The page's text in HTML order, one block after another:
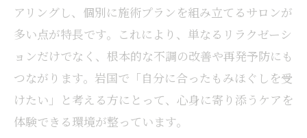
アリングし、個別に施術プランを組み立てるサロンが
多い点が特長です。これにより、単なるリラクゼーシ
ョンだけでなく、根本的な不調の改善や再発予防にも
つながります。岩国で「自分に合ったもみほぐしを受
けたい」と考える方にとって、心身に寄り添うケアを
体験できる環境が整っています。